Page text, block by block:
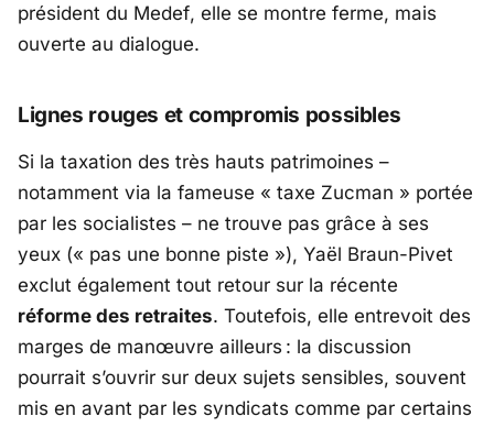
président du Medef, elle se montre ferme, mais
ouverte au dialogue.
Lignes rouges et compromis possibles
Si la taxation des très hauts patrimoines –
notamment via la fameuse « taxe Zucman » portée
par les socialistes – ne trouve pas grâce à ses
yeux (« pas une bonne piste »), Yaël Braun-Pivet
exclut également tout retour sur la récente
réforme des retraites. Toutefois, elle entrevoit des
marges de manœuvre ailleurs : la discussion
pourrait s’ouvrir sur deux sujets sensibles, souvent
mis en avant par les syndicats comme par certains